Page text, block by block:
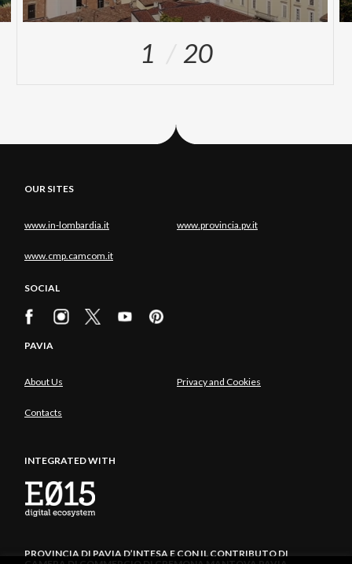
1 20
OUR SITES
www.in-lombardia.it www.provincia.pv.it
www.cmp.camcom.it
SOCIAL
PAVIA
About Us Privacy and Cookies
Contacts
INTEGRATED WITH
PROVINCIA DI PAVIA D’INTESA E CON IL CONTRIBUTO DI